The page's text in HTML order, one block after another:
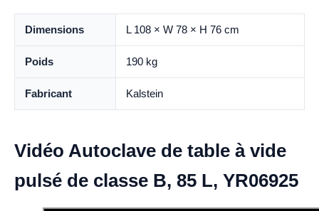
Dimensions L 108 × W 78 × H 76 cm
Poids 190 kg
Fabricant Kalstein
Vidéo Autoclave de table à vide
pulsé de classe B, 85 L, YR06925